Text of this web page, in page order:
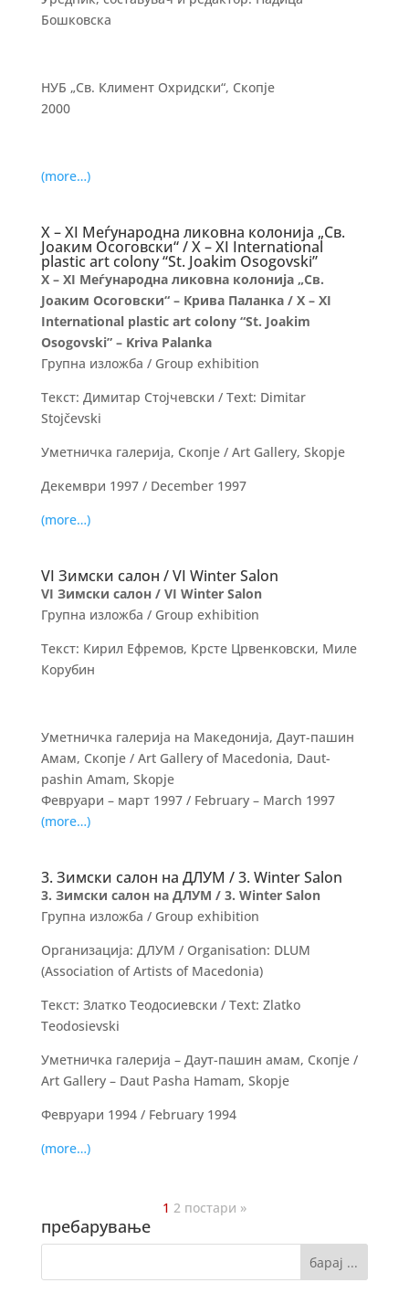
Бошковска
НУБ „Св. Климент Охридски“, Скопје
2000
(more…)
X – XI Меѓународна ликовна колонија „Св.
Јоаким Осоговски“ / X – XI International
plastic art colony “St. Joakim Osogovski”
X – XI Меѓународна ликовна колонија „Св.
Јоаким Осоговски“ – Крива Паланка / X – XI
International plastic art colony “St. Joakim
Osogovski” – Kriva Palanka
Групна изложба / Group exhibition
Текст: Димитар Стојчевски / Text: Dimitar
Stojčevski
Уметничка галерија, Скопје / Art Gallery, Skopje
Декември 1997 / December 1997
(more…)
VI Зимски салон / VI Winter Salon
VI Зимски салон / VI Winter Salon
Групна изложба / Group exhibition
Текст: Кирил Ефремов, Крсте Црвенковски, Миле
Корубин
Уметничка галерија на Македонија, Даут-пашин
Амам, Скопје / Art Gallery of Macedonia, Daut-
pashin Amam, Skopje
Февруари – март 1997 / February – March 1997
(more…)
3. Зимски салон на ДЛУМ / 3. Winter Salon
3. Зимски салон на ДЛУМ / 3. Winter Salon
Групна изложба / Group exhibition
Организација: ДЛУМ / Organisation: DLUM
(Association of Artists of Macedonia)
Текст: Златко Теодосиевски / Text: Zlatko
Teodosievski
Уметничка галерија – Даут-пашин амам, Скопје /
Art Gallery – Daut Pasha Hamam, Skopje
Февруари 1994 / February 1994
(more…)
1 2 постари »
пребарување